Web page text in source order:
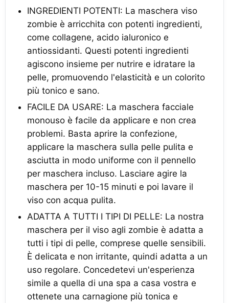
INGREDIENTI POTENTI: La maschera viso
zombie è arricchita con potenti ingredienti,
come collagene, acido ialuronico e
antiossidanti. Questi potenti ingredienti
agiscono insieme per nutrire e idratare la
pelle, promuovendo l'elasticità e un colorito
più tonico e sano.
FACILE DA USARE: La maschera facciale
monouso è facile da applicare e non crea
problemi. Basta aprire la confezione,
applicare la maschera sulla pelle pulita e
asciutta in modo uniforme con il pennello
per maschera incluso. Lasciare agire la
maschera per 10-15 minuti e poi lavare il
viso con acqua pulita.
ADATTA A TUTTI I TIPI DI PELLE: La nostra
maschera per il viso agli zombie è adatta a
tutti i tipi di pelle, comprese quelle sensibili.
È delicata e non irritante, quindi adatta a un
uso regolare. Concedetevi un'esperienza
simile a quella di una spa a casa vostra e
ottenete una carnagione più tonica e